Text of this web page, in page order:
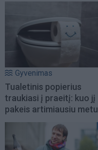
Gyvenimas
Tualetinis popierius
traukiasi į praeitį: kuo jį
pakeis artimiausiu metu